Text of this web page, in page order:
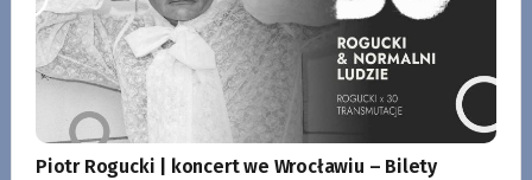
Piotr Rogucki | koncert we Wrocławiu – Bilety